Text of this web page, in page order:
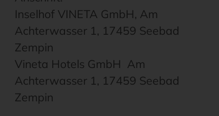
Inselhof VINETA GmbH, Am
Achterwasser 1, 17459 Seebad
Zempin
Vineta Hotels GmbH Am
Achterwasser 1, 17459 Seebad
Zempin